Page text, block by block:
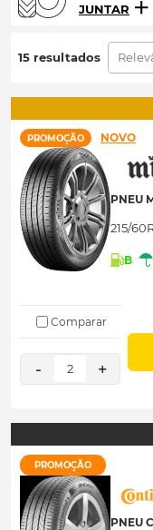
JUNTAR
15 resultados
PROMOÇÃO NOVO
PNEU
215/
B
Comparar
- 2 +
PROMOÇÃO
PNEU